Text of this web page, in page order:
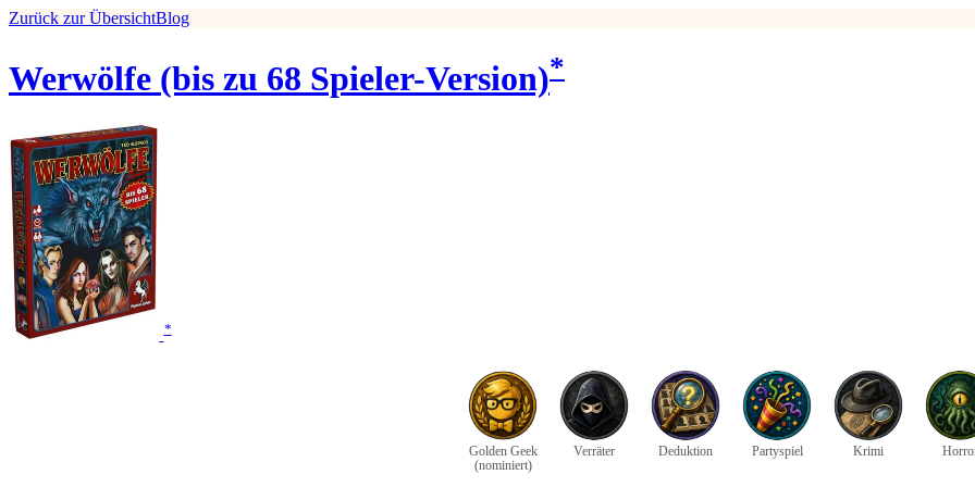
Zurück zur ÜbersichtBlog
Werwölfe (bis zu 68 Spieler-Version)*
*
Golden Geek
(nominiert)
Verräter Deduktion Partyspiel Krimi